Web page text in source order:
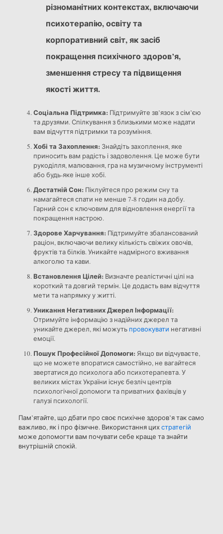
різноманітних контекстах, включаючи
психотерапію, освіту та
корпоративний світ, як засіб
покращення психічного здоров’я,
зменшення стресу та підвищення
якості життя.
Соціальна Підтримка: Підтримуйте зв’язок з сім’єю
та друзями. Спілкування з близькими може надати
вам відчуття підтримки та розуміння.
Хобі та Захоплення: Знайдіть захоплення, яке
приносить вам радість і задоволення. Це може бути
рукоділля, малювання, гра на музичному інструменті
або будь-яке інше хобі.
Достатній Сон: Піклуйтеся про режим сну та
намагайтеся спати не менше 7-8 годин на добу.
Гарний сон є ключовим для відновлення енергії та
покращення настрою.
Здорове Харчування: Підтримуйте збалансований
раціон, включаючи велику кількість свіжих овочів,
фруктів та білків. Уникайте надмірного вживання
алкоголю та кави.
Встановлення Цілей: Визначте реалістичні цілі на
короткий та довгий термін. Це додасть вам відчуття
мети та напрямку у житті.
Уникання Негативних Джерел Інформації:
Отримуйте інформацію з надійних джерел та
уникайте джерел, які можуть провокувати негативні
емоції.
Пошук Професійної Допомоги: Якщо ви відчуваєте,
що не можете впоратися самостійно, не вагайтеся
звертатися до психолога або психотерапевта. У
великих містах України існує безліч центрів
психологічної допомоги та приватних фахівців у
галузі психології.
Пам’ятайте, що дбати про своє психічне здоров’я так само
важливо, як і про фізичне. Використання цихстратегій
може допомогти вам почувати себе краще та знайти
внутрішній спокій.